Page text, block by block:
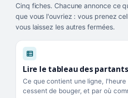
Cinq fiches. Chacune annonce ce
que vous l'ouvriez : vous prenez
vous laissez les autres fermées.
Lire le tableau des partants
Ce que contient une ligne,
cessent de bouger, et par où